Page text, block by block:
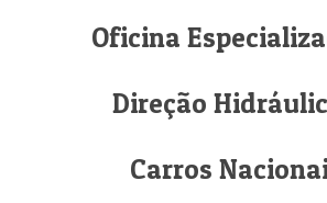
Oficina
Direção
Carros